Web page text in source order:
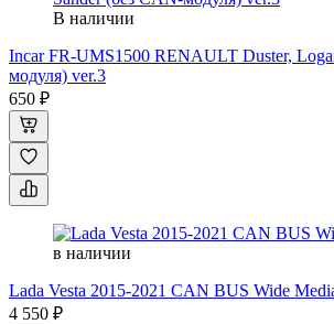
В наличии
Incar FR-UMS1500 RENAULT Duster,
модуля) ver.3
650 ₽
в наличии
Lada Vesta 2015-2021 CAN BUS Wide
4 550 ₽